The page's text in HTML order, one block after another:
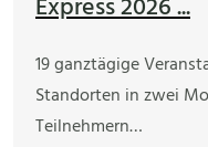
Express 2026 ...
19 ganztägige
Standorten in zwei
Teilnehmern…